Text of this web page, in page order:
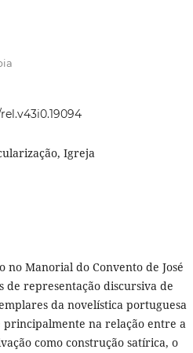
Igreja
no Manorial do Convento de José
de representação discursiva de
da novelística portuguesa
principalmente na relação entre a
como construção satírica, o